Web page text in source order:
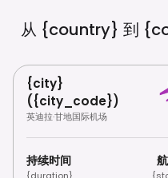
从 {country} 到
{city}
({city_code})
英迪拉·甘地国际机场
持续时间